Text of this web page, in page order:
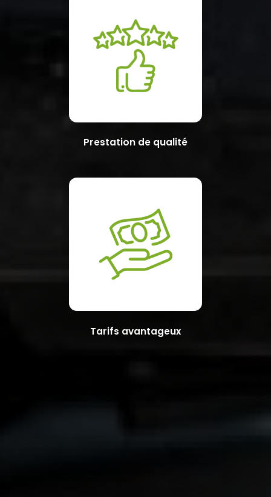
Prestation de qualité
Tarifs avantageux